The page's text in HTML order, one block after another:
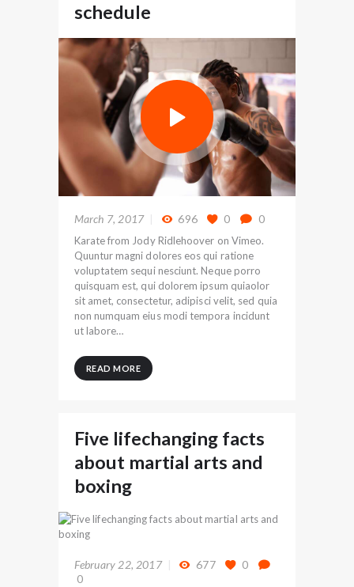
schedule
March 7, 2017 696 0 0
Karate from Jody Ridlehoover on Vimeo.
Quuntur magni dolores eos qui ratione
voluptatem sequi nesciunt. Neque porro
quisquam est, qui dolorem ipsum quiaolor
sit amet, consectetur, adipisci velit, sed quia
non numquam eius modi tempora incidunt
ut labore…
READ MORE
Five lifechanging facts
about martial arts and
boxing
February 22, 2017 677
0
0